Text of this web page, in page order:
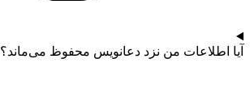
آیا اطلاعات من نزد دعانویس محفوظ می‌ماند؟